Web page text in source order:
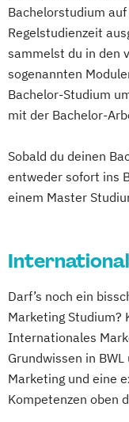
Bachelorstudium
Regelstudienzeit
sammelst du in den
sogenannten
Bachelor-Studium
mit der Bachelor-
Sobald du deinen
entweder sofort ins
einem Master
Darf’s noch ein
Marketing Studium?
Internationales
Grundwissen in
Marketing und eine
Kompetenzen oben